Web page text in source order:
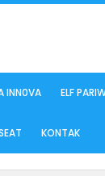
INN0VA ELF
KONTAK